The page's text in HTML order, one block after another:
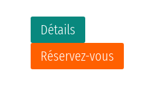
Détails
Réservez-vous